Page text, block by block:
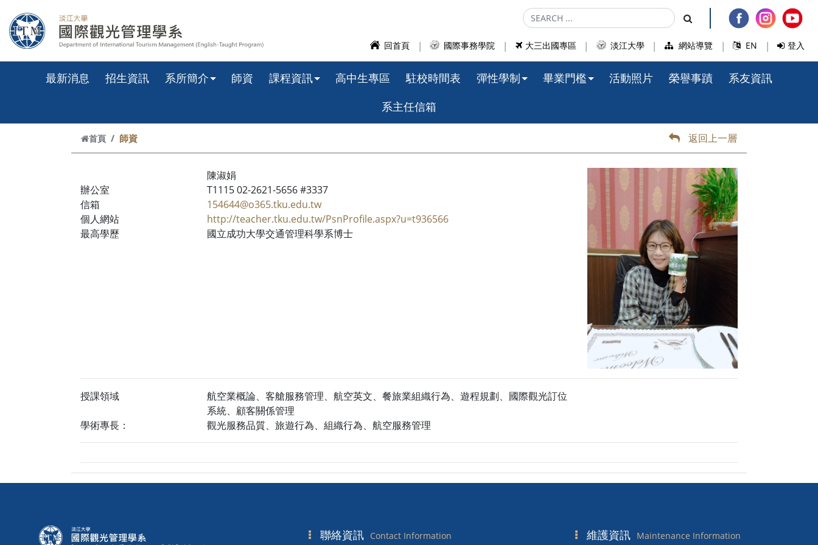
回首頁 國際事務學院 大三出國專區 淡江大學 網站導覽 EN 登入
最新消息 招生資訊 系所簡介 師資 課程資訊 高中生專區 駐校時間表 彈性學制 畢業門檻 活動照片 榮譽事蹟
系友資訊
系主任信箱
首頁 師資 返回上一層
陳淑娟
辦公室
T1115 02-2621-5656 #3337
信箱
154644@o365.tku.edu.tw
個人網站
http://teacher.tku.edu.tw/PsnProfile.aspx?u=t936566
最高學歷
國立成功大學交通管理科學系博士
授課領域
航空業概論、客艙服務管理、航空英文、餐旅業組織行為、遊程規劃、國際觀光訂位
系統、顧客關係管理
學術專長：
觀光服務品質、旅遊行為、組織行為、航空服務管理
聯絡資訊 Contact Information 維護資訊 Maintenance Information